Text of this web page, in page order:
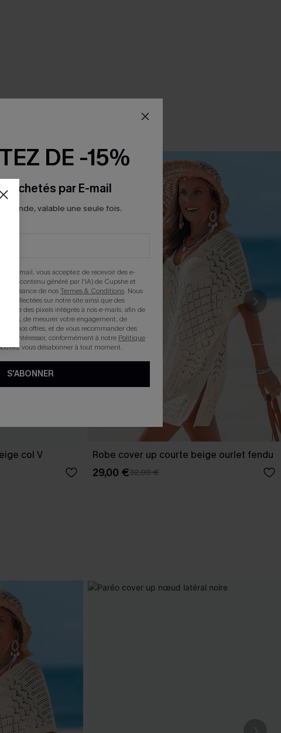
col V Robe cover up courte beige ourlet fendu
29,00 €32,00 €
DE -15%
2 Achetés par E-mail
valable une seule fois.
e-mail, vous acceptez de recevoir des e-
du contenu généré par l'IA) de Cupshe et
de nosTermes & Conditions. Nous
collectées sur notre site ainsi que des
que des pixels intégrés à nos e-mails, afin de
de mesurer votre engagement, de
et nos offres, et de vous recommander des
intéresser, conformément à notre Politique
vous désabonner à tout moment.
S'ABONNER